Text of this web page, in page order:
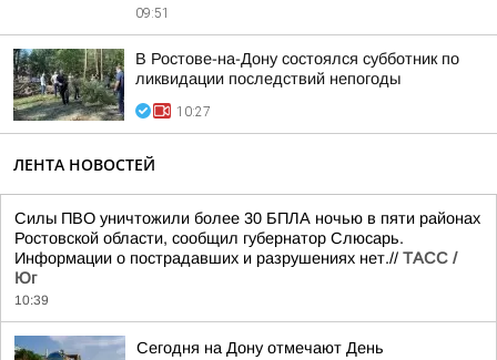
09:51
В Ростове-на-Дону состоялся субботник по
ликвидации последствий непогоды
10:27
ЛЕНТА НОВОСТЕЙ
Силы ПВО уничтожили более 30 БПЛА ночью в пяти районах
Ростовской области, сообщил губернатор Слюсарь.
Информации о пострадавших и разрушениях нет.// ТАСС /
Юг
10:39
Сегодня на Дону отмечают День